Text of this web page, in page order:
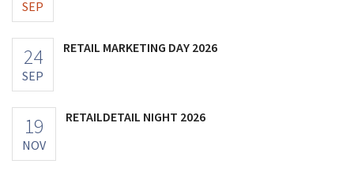
SEP
24
SEP
RETAIL MARKETING DAY 2026
19
NOV
RETAILDETAIL NIGHT 2026